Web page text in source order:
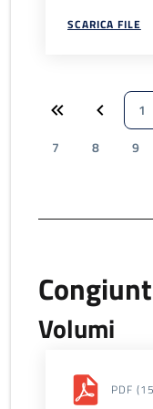
SCARICA FILE
1
7
8 9
Volumi
PDF